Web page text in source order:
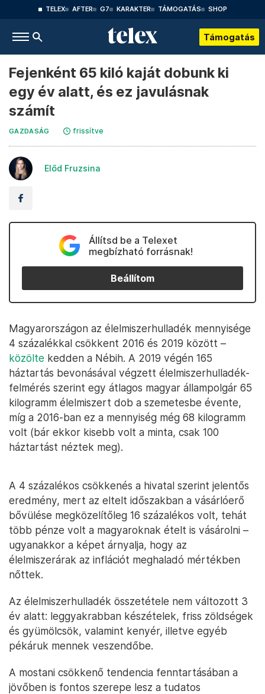
TELEX AFTER G7 KARAKTER TÁMOGATÁS SHOP
Támogatás
Fejenként 65 kiló kaját dobunk ki
egy év alatt, és ez javulásnak
számít
GAZDASÁG frissítve
Előd Fruzsina
Állítsd be a Telexet
megbízható forrásnak!
Beállítom
Magyarországon az élelmiszerhulladék mennyisége
4 százalékkal csökkent 2016 és 2019 között –
közölte kedden a Nébih. A 2019 végén 165
háztartás bevonásával végzett élelmiszerhulladék-
felmérés szerint egy átlagos magyar állampolgár 65
kilogramm élelmiszert dob a szemetesbe évente,
míg a 2016-ban ez a mennyiség még 68 kilogramm
volt (bár ekkor kisebb volt a minta, csak 100
háztartást néztek meg).
A 4 százalékos csökkenés a hivatal szerint jelentős
eredmény, mert az eltelt időszakban a vásárlóerő
bővülése megközelítőleg 16 százalékos volt, tehát
több pénze volt a magyaroknak ételt is vásárolni –
ugyanakkor a képet árnyalja, hogy az
élelmiszerárak az inflációt meghaladó mértékben
nőttek.
Az élelmiszerhulladék összetétele nem változott 3
év alatt: leggyakrabban készételek, friss zöldségek
és gyümölcsök, valamint kenyér, illetve egyéb
pékáruk mennek veszendőbe.
A mostani csökkenő tendencia fenntartásában a
jövőben is fontos szerepe lesz a tudatos